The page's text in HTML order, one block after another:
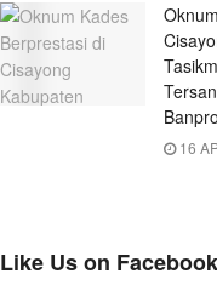
16
Like Us on Facebook